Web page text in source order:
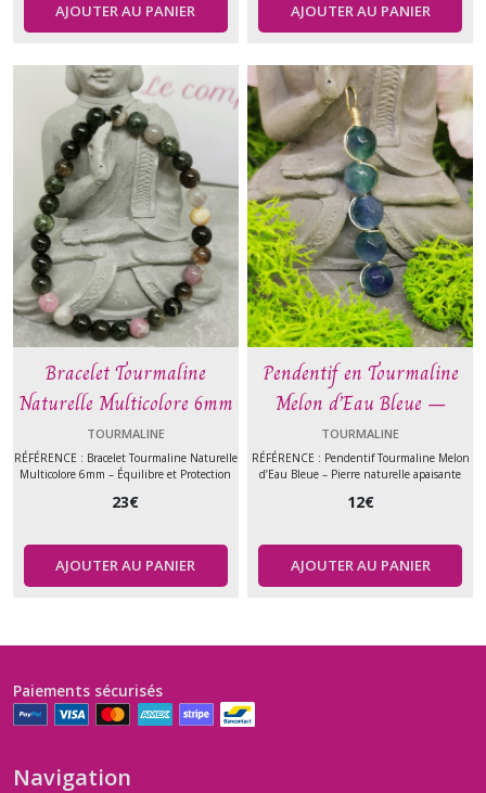
AJOUTER AU PANIER AJOUTER AU PANIER
Bracelet Tourmaline
Naturelle Multicolore 6mm
TOURMALINE
RÉFÉRENCE : Bracelet Tourmaline Naturelle
Multicolore 6mm – Équilibre et Protection
23€
AJOUTER AU PANIER
Pendentif en Tourmaline
Melon d’Eau Bleue –
Harmonie émotionnelle et
apaisement – Pierre
naturelle
TOURMALINE
RÉFÉRENCE : Pendentif Tourmaline Melon
d’Eau Bleue – Pierre naturelle apaisante
12€
AJOUTER AU PANIER
Paiements sécurisés
Navigation